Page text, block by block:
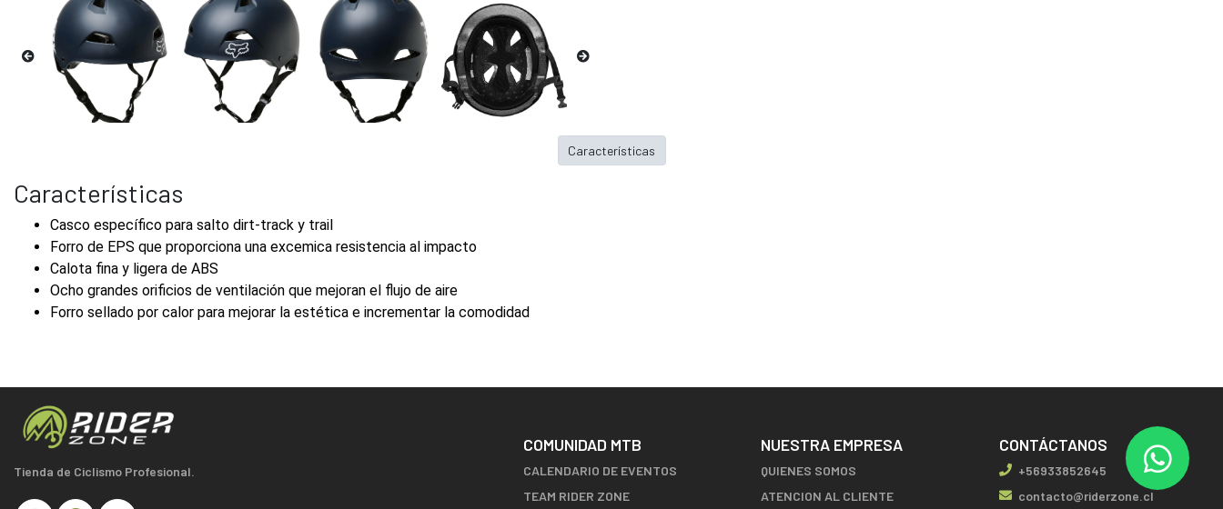
Características
Casco específico para salto dirt-track y trail
Forro de EPS que proporciona una excemica resistencia al impacto
Calota fina y ligera de ABS
Ocho grandes orificios de ventilación que mejoran el flujo de aire
Forro sellado por calor para mejorar la estética e incrementar la comodidad
Características
Tienda de Ciclismo Profesional.
COMUNIDAD MTB
CALENDARIO DE EVENTOS
TEAM RIDER ZONE
NUESTRA EMPRESA
QUIENES SOMOS
ATENCION AL CLIENTE
CONTÁCTANOS
+56933852645
contacto@riderzone.cl